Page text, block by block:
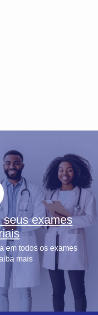
exames
em todos os exames
mais